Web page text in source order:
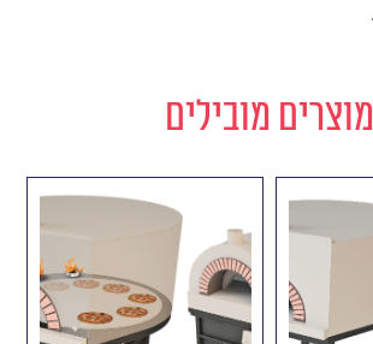
מוצרים מובילים